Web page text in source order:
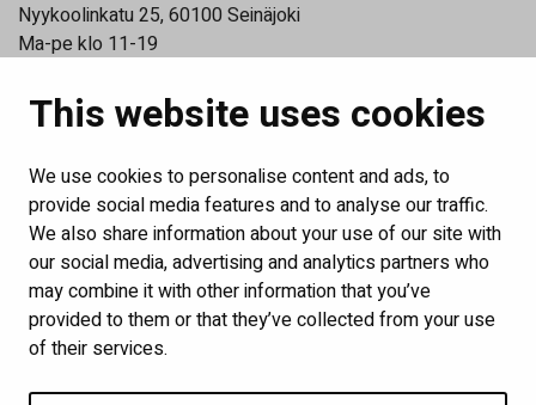
This website uses cookies
We use cookies to personalise content and ads, to
provide social media features and to analyse our traffic.
We also share information about your use of our site with
our social media, advertising and analytics partners who
may combine it with other information that you’ve
provided to them or that they’ve collected from your use
of their services.
Nyykoolinkatu 25, 60100 Seinäjoki
Ma-pe klo 11-19
Katso poikkeusaukioloajat
Tilaa uutiskirjeemme
Links
Show my cookie settings
Follow us